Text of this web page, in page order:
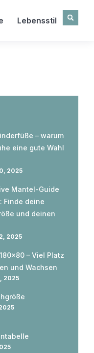
Lebensstil
– warum
eine gute Wahl
2025
Mantel-Guide
Finde deine
und deinen
2025
– Viel Platz
und Wachsen
2025